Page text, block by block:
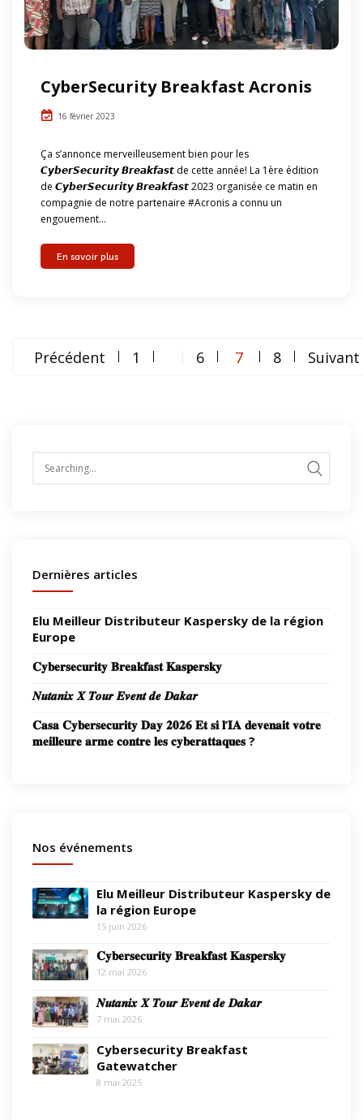
CyberSecurity Breakfast Acronis
16 février 2023
Ça s’annonce merveilleusement bien pour les
𝘾𝙮𝙗𝙚𝙧𝙎𝙚𝙘𝙪𝙧𝙞𝙩𝙮 𝘽𝙧𝙚𝙖𝙠𝙛𝙖𝙨𝙩 de cette année! La 1ère édition
de 𝘾𝙮𝙗𝙚𝙧𝙎𝙚𝙘𝙪𝙧𝙞𝙩𝙮 𝘽𝙧𝙚𝙖𝙠𝙛𝙖𝙨𝙩 2023 organisée ce matin en
compagnie de notre partenaire #Acronis a connu un
engouement...
En savoir plus
Navigation
Précédent 1 6 7 8 Suivant
for:
Dernières articles
Elu Meilleur Distributeur Kaspersky de la région
Europe
𝐂𝐲𝐛𝐞𝐫𝐬𝐞𝐜𝐮𝐫𝐢𝐭𝐲 𝐁𝐫𝐞𝐚𝐤𝐟𝐚𝐬𝐭 𝐊𝐚𝐬𝐩𝐞𝐫𝐬𝐤𝐲
𝑵𝒖𝒕𝒂𝒏𝒊𝒙 𝑿 𝑻𝒐𝒖𝒓 𝑬𝒗𝒆𝒏𝒕 𝒅𝒆 𝑫𝒂𝒌𝒂𝒓
𝐂𝐚𝐬𝐚 𝐂𝐲𝐛𝐞𝐫𝐬𝐞𝐜𝐮𝐫𝐢𝐭𝐲 𝐃𝐚𝐲 𝟐𝟎𝟐𝟔 𝐄𝐭 𝐬𝐢 𝐥’𝐈𝐀 𝐝𝐞𝐯𝐞𝐧𝐚𝐢𝐭 𝐯𝐨𝐭𝐫𝐞
𝐦𝐞𝐢𝐥𝐥𝐞𝐮𝐫𝐞 𝐚𝐫𝐦𝐞 𝐜𝐨𝐧𝐭𝐫𝐞 𝐥𝐞𝐬 𝐜𝐲𝐛𝐞𝐫𝐚𝐭𝐭𝐚𝐪𝐮𝐞𝐬 ?
Nos événements
Elu Meilleur Distributeur Kaspersky de
la région Europe
15 juin 2026
𝐂𝐲𝐛𝐞𝐫𝐬𝐞𝐜𝐮𝐫𝐢𝐭𝐲 𝐁𝐫𝐞𝐚𝐤𝐟𝐚𝐬𝐭 𝐊𝐚𝐬𝐩𝐞𝐫𝐬𝐤𝐲
12 mai 2026
𝑵𝒖𝒕𝒂𝒏𝒊𝒙 𝑿 𝑻𝒐𝒖𝒓 𝑬𝒗𝒆𝒏𝒕 𝒅𝒆 𝑫𝒂𝒌𝒂𝒓
7 mai 2026
Cybersecurity Breakfast
Gatewatcher
8 mai 2025